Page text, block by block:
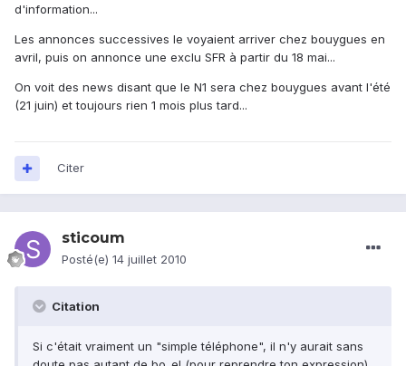
d'information...
Les annonces successives le voyaient arriver chez bouygues en
avril, puis on annonce une exclu SFR à partir du 18 mai...
On voit des news disant que le N1 sera chez bouygues avant l'été
(21 juin) et toujours rien 1 mois plus tard...
Citer
sticoum
Posté(e) 14 juillet 2010
Citation
Si c'était vraiment un "simple téléphone", il n'y aurait sans